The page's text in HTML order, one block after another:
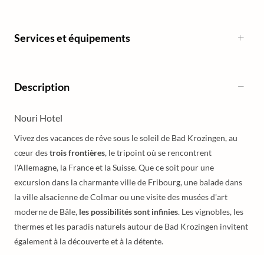
Services et équipements
Description
Nouri Hotel
Vivez des vacances de rêve sous le soleil de Bad Krozingen, au
cœur destrois frontières, le tripoint où se rencontrent
l'Allemagne, la France et la Suisse. Que ce soit pour une
excursion dans la charmante ville de Fribourg, une balade dans
la ville alsacienne de Colmar ou une visite des musées d'art
moderne de Bâle, les possibilités sont infinies. Les vignobles, les
thermes et les paradis naturels autour de Bad Krozingen invitent
également à la découverte et à la détente.